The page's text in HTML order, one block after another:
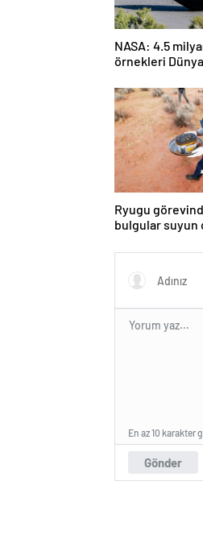
NASA: 4.5
örnekleri
tutabilir
Ryugu
bulgular suyun
olabileceğini
Gönder
En az 10 karakter